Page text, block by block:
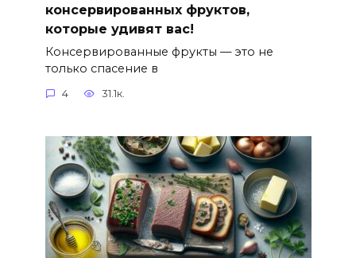
консервированных фруктов,
которые удивят вас!
Консервированные фрукты — это не
только спасение в
4 31.1к.